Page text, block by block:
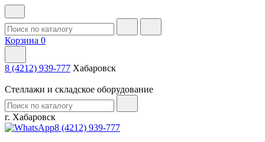
Корзина 0
8 (4212) 939-777 Хабаровск
Стеллажи и складское оборудование
г. Хабаровск
8 (4212) 939-777